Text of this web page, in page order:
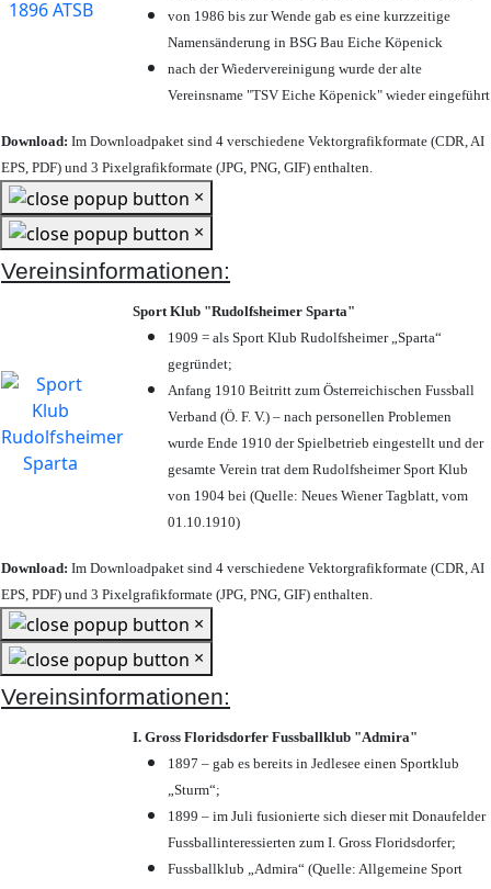
von 1986 bis zur Wende gab es eine kurzzeitige
Namensänderung in BSG Bau Eiche Köpenick
nach der Wiedervereinigung wurde der alte
Vereinsname "TSV Eiche Köpenick" wieder eingeführt
Download: Im Downloadpaket sind 4 verschiedene Vektorgrafikformate (CDR, AI
EPS, PDF) und 3 Pixelgrafikformate (JPG, PNG, GIF) enthalten.
×
×
Vereinsinformationen:
Sport Klub "Rudolfsheimer Sparta"
1909 = als Sport Klub Rudolfsheimer „Sparta“
gegründet;
Anfang 1910 Beitritt zum Österreichischen Fussball
Verband (Ö. F. V.) – nach personellen Problemen
wurde Ende 1910 der Spielbetrieb eingestellt und der
gesamte Verein trat dem Rudolfsheimer Sport Klub
von 1904 bei (Quelle: Neues Wiener Tagblatt, vom
01.10.1910)
Download: Im Downloadpaket sind 4 verschiedene Vektorgrafikformate (CDR, AI
EPS, PDF) und 3 Pixelgrafikformate (JPG, PNG, GIF) enthalten.
×
×
Vereinsinformationen:
I. Gross Floridsdorfer Fussballklub "Admira"
1897 – gab es bereits in Jedlesee einen Sportklub
„Sturm“;
1899 – im Juli fusionierte sich dieser mit Donaufelder
Fussballinteressierten zum I. Gross Floridsdorfer;
Fussballklub „Admira“ (Quelle: Allgemeine Sport